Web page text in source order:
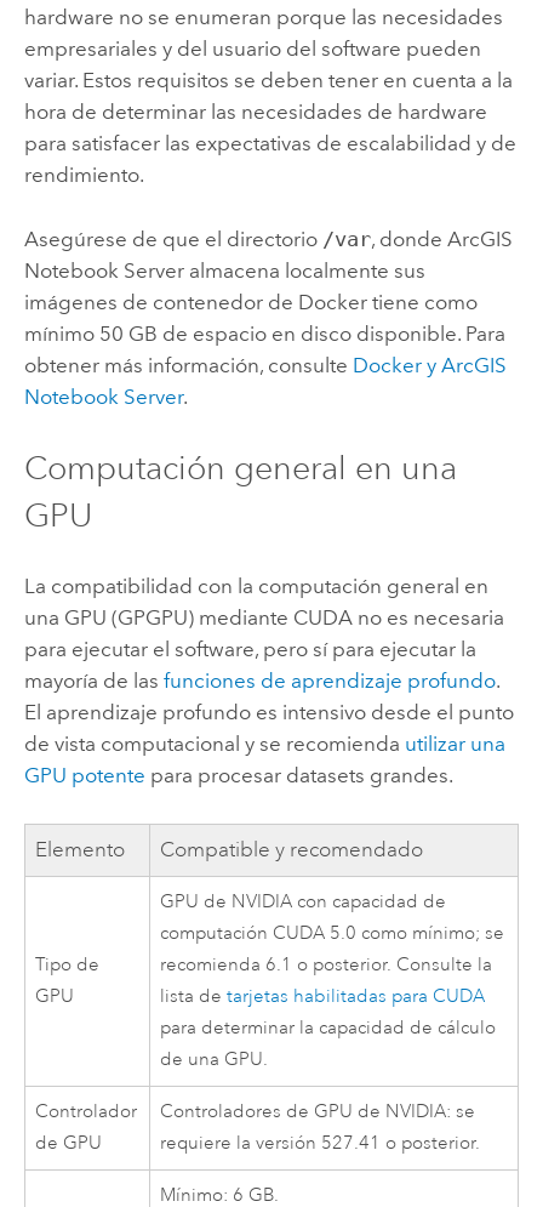
hardware no se enumeran porque las necesidades
empresariales y del usuario del software pueden
variar. Estos requisitos se deben tener en cuenta a la
hora de determinar las necesidades de hardware
para satisfacer las expectativas de escalabilidad y de
rendimiento.
Asegúrese de que el directorio /var, donde ArcGIS
Notebook Serveralmacena localmente sus
imágenes de contenedor de Dockertiene como
mínimo 50 GB de espacio en disco disponible. Para
obtener más información, consulte Dockery ArcGIS
Notebook Server.
Computación general en una
GPU
La compatibilidad con la computación general en
una GPU (GPGPU) mediante CUDA no es necesaria
para ejecutar el software, pero sí para ejecutar la
mayoría de las funciones de aprendizaje profundo.
El aprendizaje profundo es intensivo desde el punto
de vista computacional y se recomienda utilizar una
GPU potente para procesar datasets grandes.
Elemento Compatible y recomendado
Tipo de
GPU
GPU de NVIDIA con capacidad de
computación CUDA 5.0 como mínimo; se
recomienda 6.1 o posterior. Consulte la
lista detarjetas habilitadas para CUDA
para determinar la capacidad de cálculo
de una GPU.
Controlador
de GPU
Controladores de GPU de NVIDIA: se
requiere la versión 527.41 o posterior.
Mínimo: 6 GB.